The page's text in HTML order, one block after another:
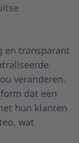
en transparant
veranderen.
dat een
hun klanten
wat